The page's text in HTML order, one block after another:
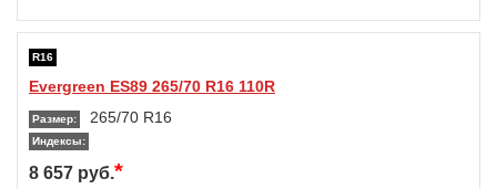
R16
Evergreen ES89 265/70 R16 110R
Размер: 265/70 R16
Индексы:
8 657 руб.*